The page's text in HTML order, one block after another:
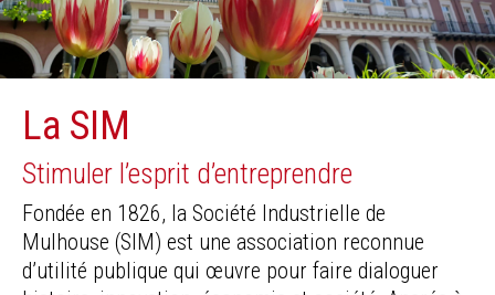
La SIM
Stimuler l’esprit d’entreprendre
Fondée en 1826, la Société Industrielle de
Mulhouse (SIM) est une association reconnue
d’utilité publique qui œuvre pour faire dialoguer